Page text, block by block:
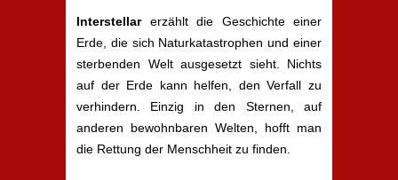
Interstellarerzählt die Geschichte einer
Erde, die sich Naturkatastrophen und einer
sterbenden Welt ausgesetzt sieht. Nichts
auf der Erde kann helfen, den Verfall zu
verhindern. Einzig in den Sternen, auf
anderen bewohnbaren Welten, hofft man
die Rettung der Menschheit zu finden.